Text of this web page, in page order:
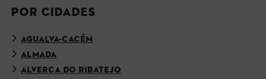
POR CIDADES
AGUALVA-CACÉM
ALMADA
ALVERCA DO RIBATEJO